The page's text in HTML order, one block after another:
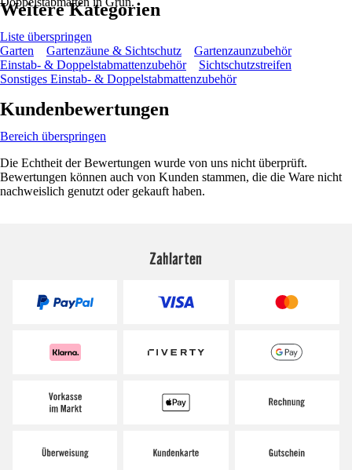
Weitere Kategorien
Liste überspringen
Garten
Gartenzäune & Sichtschutz
Gartenzaunzubehör
Einstab- & Doppelstabmattenzubehör
Sichtschutzstreifen
Sonstiges Einstab- & Doppelstabmattenzubehör
Kundenbewertungen
Bereich überspringen
Die Echtheit der Bewertungen wurde von uns nicht überprüft.
Bewertungen können auch von Kunden stammen, die die Ware nicht
nachweislich genutzt oder gekauft haben.
Zahlarten